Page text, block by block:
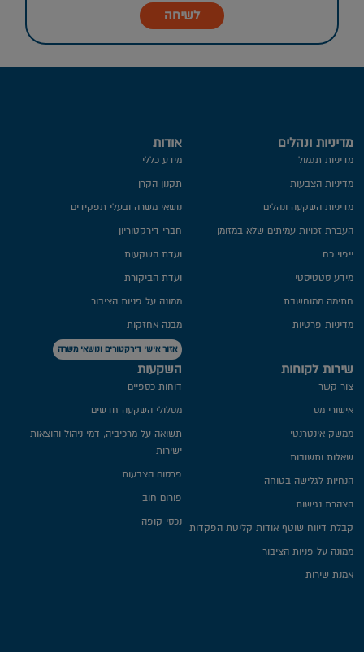
לשיחה
אודות
מידע כללי
תקנון הקרן
נושאי משרה ובעלי תפקידים
חברי דירקטוריון
ועדת השקעות
ועדת הביקורת
ממונה על פניות הציבור
מבנה אחזקות
אזור אישי דירקטורים ונושאי משרה
מדיניות ונהלים
מדיניות תגמול
מדיניות הצבעות
מדיניות השקעה ונהלים
העברת זכויות עמיתים שלא במזומן
ייפוי כח
מידע סטטיסטי
חתימה ממוחשבת
מדיניות פרטיות​
השקעות
דוחות כספיים
מסלולי השקעה חדשים
תשואה על מרכיביה, דמי ניהול והוצאות
ישירות
פרסום הצבעות
פורום חוב
נכסי קופה
שירות לקוחות
צור קשר
אישורי מס
ממשק אינטרנטי
שאלות ותשובות
הנחיות לגלישה בטוחה
הצהרת נגישות
קבלת דיווח שוטף אודות קליטת הפקדות
ממונה על פניות הציבור
אמנת שירות